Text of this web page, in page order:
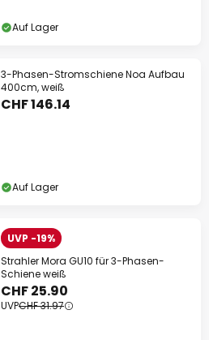
Auf Lager
3-Phasen-Stromschiene Noa Aufbau
400cm, weiß
CHF 146.14
Auf Lager
UVP -19%
Strahler Mora GU10 für 3-Phasen-
Schiene weiß
CHF 25.90
UVPCHF 31.97